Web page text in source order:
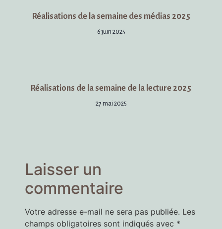
Réalisations de la semaine des médias 2025
6 juin 2025
Réalisations de la semaine de la lecture 2025
27 mai 2025
Laisser un
commentaire
Votre adresse e-mail ne sera pas publiée. Les
champs obligatoires sont indiqués avec *